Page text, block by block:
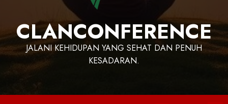
CLANCONFERENCE
JALANI KEHIDUPAN YANG SEHAT DAN PENUH
KESADARAN.